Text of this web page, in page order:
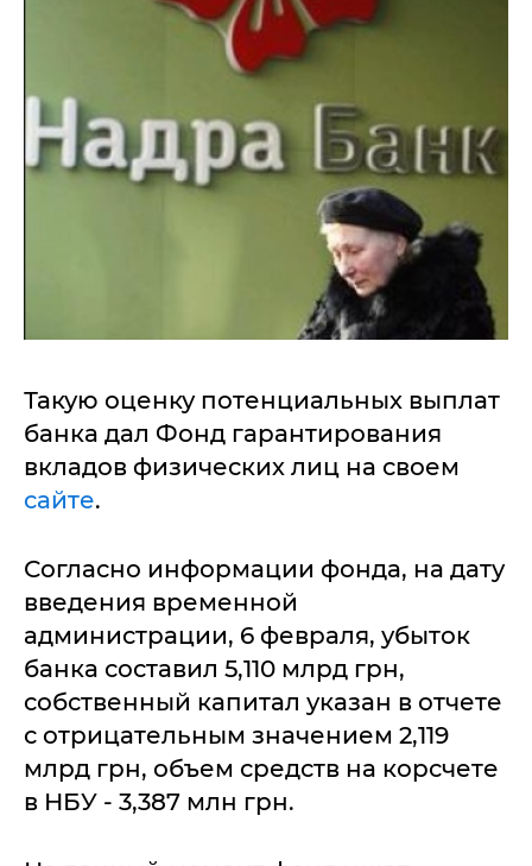
Такую оценку потенциальных выплат
банка дал Фонд гарантирования
вкладов физических лиц на своем
сайте.
Согласно информации фонда, на дату
введения временной
администрации, 6 февраля, убыток
банка составил 5,110 млрд грн,
собственный капитал указан в отчете
с отрицательным значением 2,119
млрд грн, объем средств на корсчете
в НБУ - 3,387 млн грн.